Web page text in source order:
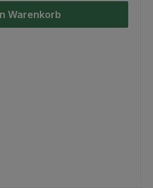
oder benutze die Schaltflächen
Warenkorb